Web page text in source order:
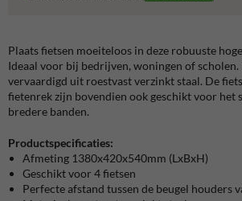
Plaats fietsen moeiteloos in deze robuuste
Ideaal voor bij bedrijven, woningen of
vervaardigd uit roestvast verzinkt staal. De
fietenrek zijn bovendien ook geschikt voor het
bredere banden.
Productspecificaties:
Afmeting 1380x420x540mm (LxBxH)
Geschikt voor 4 fietsen
Perfecte afstand tussen de beugel houders